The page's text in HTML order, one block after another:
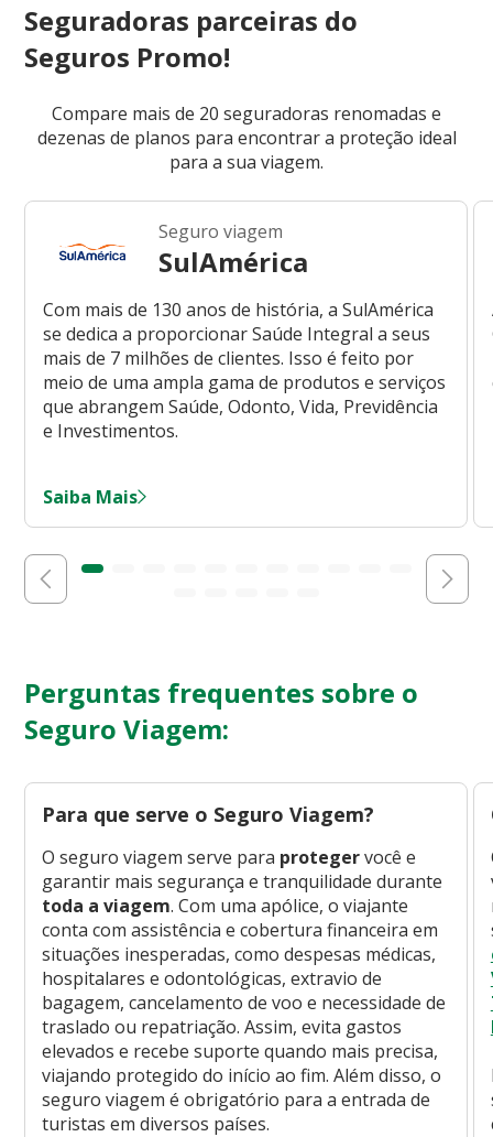
Seguradoras parceiras do
Seguros Promo!
Compare mais de 20 seguradoras renomadas e
dezenas de planos para encontrar a proteção ideal
para a sua viagem.
Seguro viagem
SulAmérica
Com mais de 130 anos de história, a SulAmérica
se dedica a proporcionar Saúde Integral a seus
mais de 7 milhões de clientes. Isso é feito por
meio de uma ampla gama de produtos e serviços
que abrangem Saúde, Odonto, Vida, Previdência
e Investimentos.
Saiba Mais
Perguntas frequentes sobre o
Seguro Viagem:
Para que serve o Seguro Viagem?
O seguro viagem serve para protegervocê e
garantir mais segurança e tranquilidade durante
toda a viagem. Com uma apólice, o viajante
conta com assistência e cobertura financeira em
situações inesperadas, como despesas médicas,
hospitalares e odontológicas, extravio de
bagagem, cancelamento de voo e necessidade de
traslado ou repatriação. Assim, evita gastos
elevados e recebe suporte quando mais precisa,
viajando protegido do início ao fim. Além disso, o
seguro viagem é obrigatório para a entrada de
turistas em diversos países.